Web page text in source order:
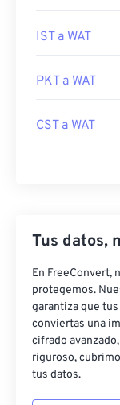
IST a WAT
PKT a WAT
CST a WAT
Tus datos,
En FreeConvert,
protegemos.
garantiza que
conviertas una
cifrado
riguroso,
tus datos.